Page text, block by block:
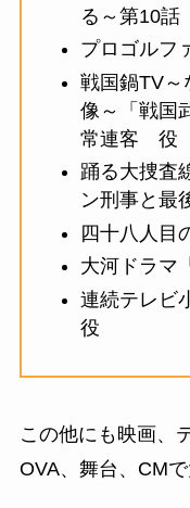
る～第10
プロゴル
戦国鍋TV～
像～「戦国
常連客 役
踊る大捜査
ン刑事と
四十八人
大河ドラマ
連続テレビ
役
この他にも映画、
OVA、舞台、CMで